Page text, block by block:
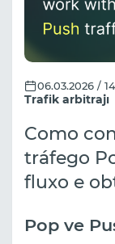
Trafik arbitrajı
06.03.2026 /
Como
tráfego
fluxo e
Pop ve